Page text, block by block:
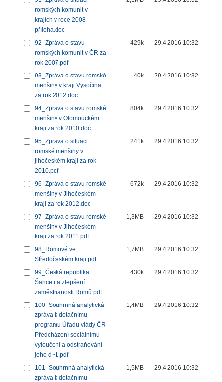
romských komunit v
krajích v roce 2008-
příloha.doc
92_Zpráva o stavu
romských komunit v ČR za
rok 2007.pdf
429k 29.4.2016 10:32
93_Zpráva o stavu romské
menšiny v kraji Vysočina
za rok 2012.doc
40k 29.4.2016 10:32
94_Zpráva o stavu romské
menšiny v Olomouckém
kraji za rok 2010.doc
804k 29.4.2016 10:32
95_Zpráva o situaci
romské menšiny v
jihočeském kraji za rok
2010.pdf
241k 29.4.2016 10:32
96_Zpráva o stavu romské
menšiny v Jihočeském
kraji za rok 2012.doc
672k 29.4.2016 10:32
97_Zpráva o stavu romské
menšiny v Jihočeském
kraji za rok 2011.pdf
1,3MB 29.4.2016 10:32
98_Romové ve
Středočeském kraji.pdf
1,7MB 29.4.2016 10:32
99_Česká republika.
Šance na zlepšení
zaměstnanosti Romů.pdf
430k 29.4.2016 10:32
100_Souhrnná analytická
zpráva k dotačnímu
programu Úřadu vlády ČR
Předcházení sociálnímu
vyloučení a odstraňování
jeho d~1.pdf
1,4MB 29.4.2016 10:32
101_Souhrnná analytická
zpráva k dotačnímu
1,5MB 29.4.2016 10:32